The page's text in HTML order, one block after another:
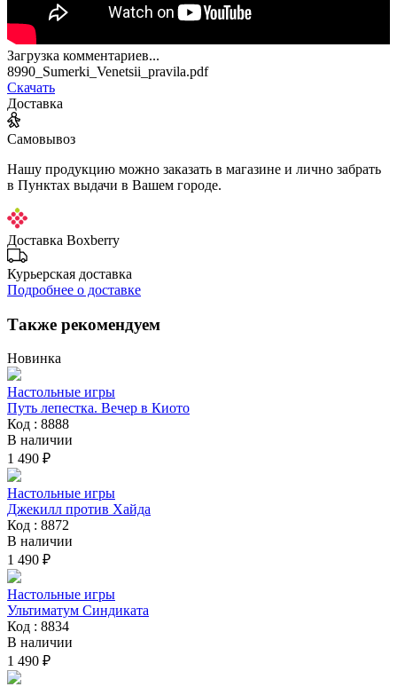
Загрузка комментариев...
8990_Sumerki_Venetsii_pravila.pdf
Скачать
Доставка
Самовывоз
Нашу продукцию можно заказать в магазине и лично забрать
в Пунктах выдачи в Вашем городе.
Доставка Boxberry
Курьерская доставка
Подробнее о доставке
Также рекомендуем
Новинка
Настольные игры
Путь лепестка. Вечер в Киото
Код : 8888
В наличии
1 490 ₽
Настольные игры
Джекилл против Хайда
Код : 8872
В наличии
1 490 ₽
Настольные игры
Ультиматум Синдиката
Код : 8834
В наличии
1 490 ₽